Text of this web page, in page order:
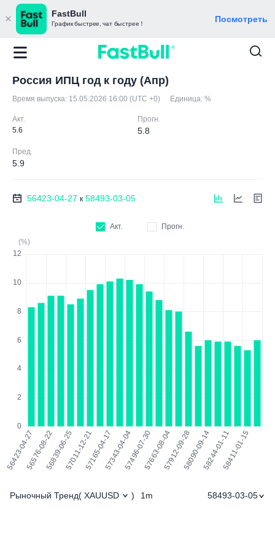
FastBull
График быстрее, чат быстрее！ Посмотреть
Россия ИПЦ год к году (Апр)
Время выпуска: 15.05.2026 16:00 (UTC +0) Единица: %
Акт.
5.6
Прогн.
5.8
Пред.
5.9
56423-04-27 к 58493-03-05
Акт.
Прогн.
(%)
Рыночный Тренд( XAUUSD ) 1m 58493-03-05